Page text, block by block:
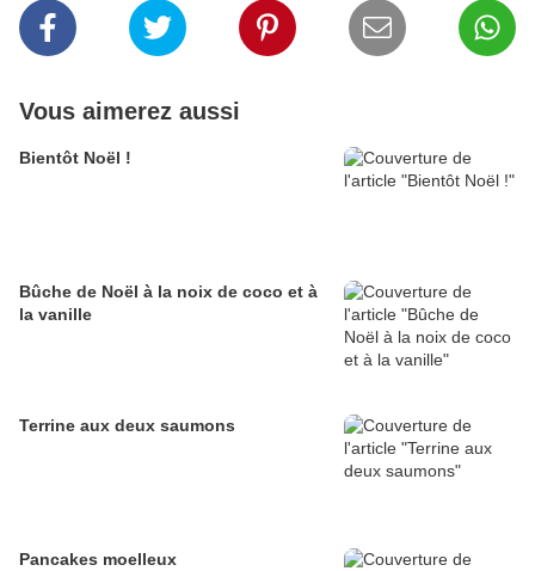
Vous aimerez aussi
Bientôt Noël !
Bûche de Noël à la noix de coco et à
la vanille
Terrine aux deux saumons
Pancakes moelleux